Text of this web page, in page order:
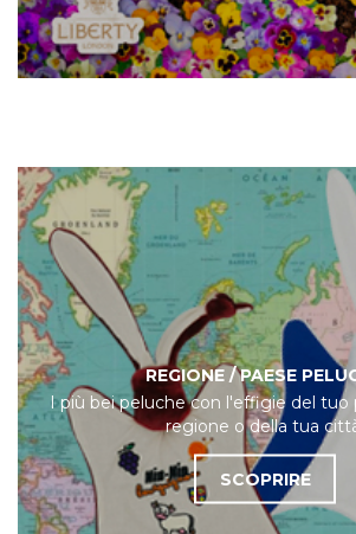
REGIONE / PAESE
I più bei peluche con l'effigie del tuo
regione o della tua
SCOPRIRE